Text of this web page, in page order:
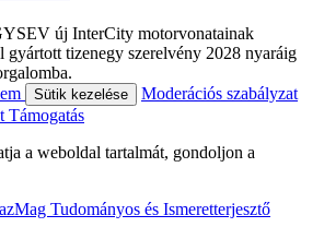
új InterCity motorvonatainak
gyártott tizenegy szerelvény 2028 nyaráig
Sütik kezelése
Moderációs szabályzat
Támogatás
a weboldal tartalmát, gondoljon a
Tudományos és Ismeretterjesztő